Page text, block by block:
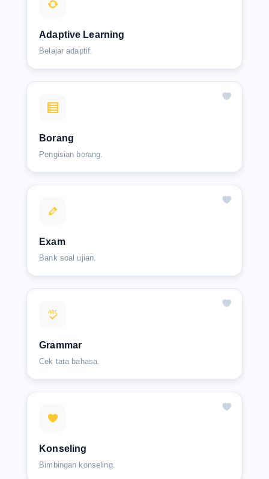
Adaptive Learning
Belajar adaptif.
Borang
Pengisian borang.
Exam
Bank soal ujian.
Grammar
Cek tata bahasa.
Konseling
Bimbingan konseling.